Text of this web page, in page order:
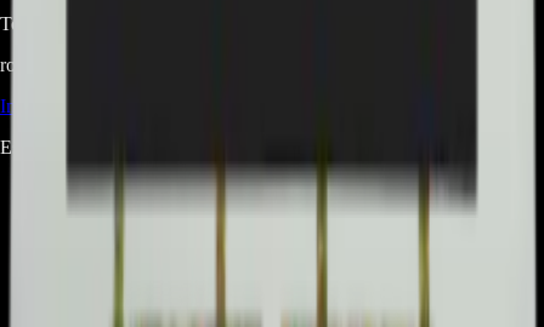
Todavía no hay preguntas respondidas. Hacé la primera.
root@ops:~#
Iniciá sesión
Este producto aún no tiene reseñas. Sé el primero en opinar.